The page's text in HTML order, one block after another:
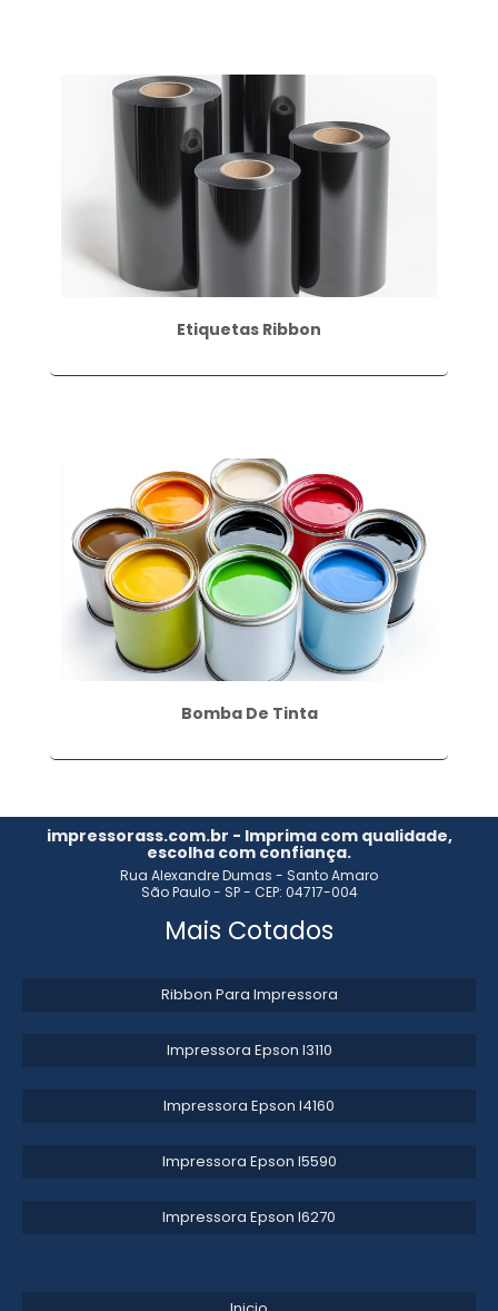
Etiquetas Ribbon
Bomba De Tinta
impressorass.com.br - Imprima com qualidade,
escolha com confiança.
Rua Alexandre Dumas - Santo Amaro
São Paulo - SP - CEP: 04717-004
Mais Cotados
Ribbon Para Impressora
Impressora Epson l3110​
Impressora Epson l4160​
Impressora Epson l5590​
Impressora Epson l6270​